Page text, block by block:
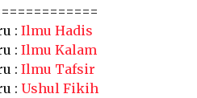
: Ilmu Hadis
: Ilmu Kalam
: Ilmu Tafsir
: Ushul Fikih